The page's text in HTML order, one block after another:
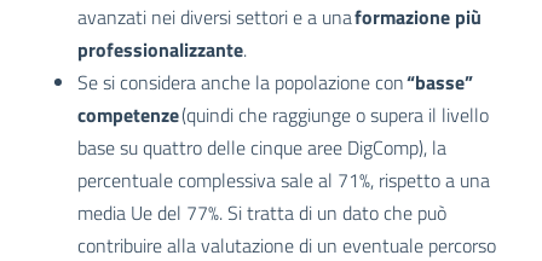
avanzati nei diversi settori e a unaformazione più
professionalizzante.
Se si considera anche la popolazione con“basse”
competenze(quindi che raggiunge o supera il livello
base su quattro delle cinque aree DigComp), la
percentuale complessiva sale al 71%, rispetto a una
media Ue del 77%. Si tratta di un dato che può
contribuire alla valutazione di un eventuale percorso